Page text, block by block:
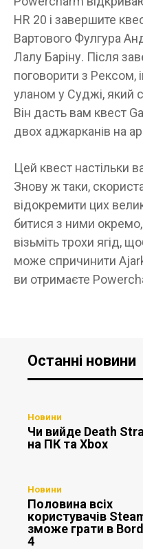
HR 20 і завершите
Вартового Фулгура
Лалу Баріну. Після
поговорити з
уланом у Суджі, який
Він дасть вам квест
двох аджарканів на
Цей квест настільки
Знову ж таки,
відокремити цих
битися з ними
візьміть трохи ягід,
може спричинити
ви отримаєте
Останні новини
Новини
Чи вийде Death
на ПК та Xbox
Новини
Половина всіх
користувачів
зможе грати в
4